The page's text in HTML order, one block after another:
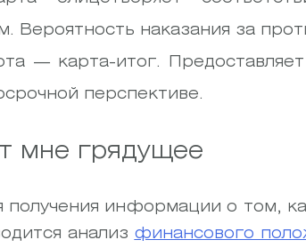
Вероятность наказания за
— карта-итог.
перспективе.
мне грядущее
получения информации о том,
анализ финансового